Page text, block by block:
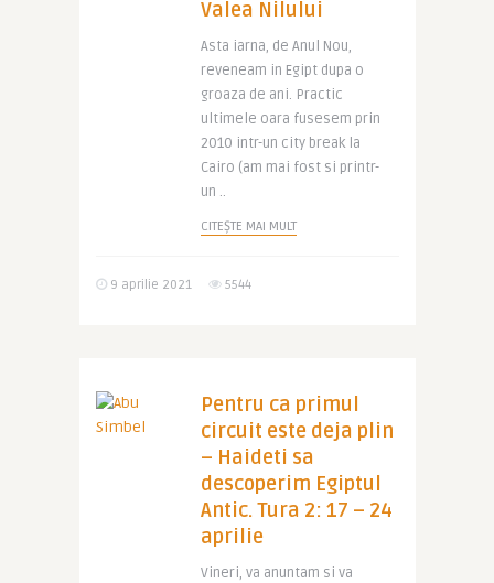
Valea Nilului
Asta iarna, de Anul Nou,
reveneam in Egipt dupa o
groaza de ani. Practic
ultimele oara fusesem prin
2010 intr-un city break la
Cairo (am mai fost si printr-
un ..
CITEȘTE MAI MULT
9 aprilie 2021 5544
Pentru ca primul
circuit este deja plin
– Haideti sa
descoperim Egiptul
Antic. Tura 2: 17 – 24
aprilie
Vineri, va anuntam si va